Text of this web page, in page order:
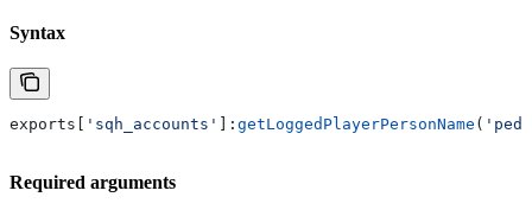
Syntax
exports 'sqh_accounts' ]: getLoggedPlayerPersonName (
Required arguments